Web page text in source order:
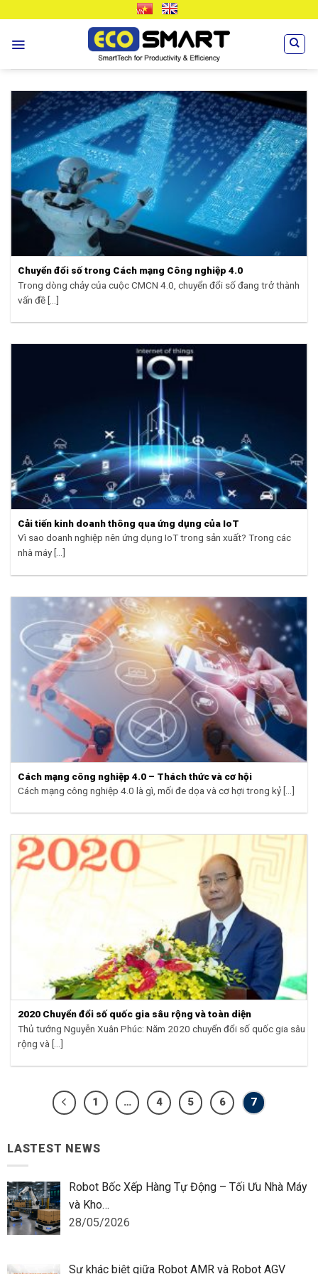
content
VN EN
LASTEST NEWS
Robot Bốc Xếp Hàng Tự Động – Tối Ưu Nhà Máy
và Kho…
28/05/2026
Sự khác biệt giữa Robot AMR và Robot AGV
Chuyển đổi số trong Cách mạng Công nghiệp 4.0
Trong dòng chảy của cuộc CMCN 4.0, chuyển đổi số đang trở thành
vấn đề [...]
Cải tiến kinh doanh thông qua ứng dụng của IoT
Vì sao doanh nghiệp nên ứng dụng IoT trong sản xuất? Trong các
nhà máy [...]
Cách mạng công nghiệp 4.0 – Thách thức và cơ hội
Cách mạng công nghiệp 4.0 là gì, mối đe dọa và cơ hợi trong kỷ [...]
2020 Chuyển đổi số quốc gia sâu rộng và toàn diện
Thủ tướng Nguyễn Xuân Phúc: Năm 2020 chuyển đổi số quốc gia sâu
rộng và [...]
1 … 4 5 6 7